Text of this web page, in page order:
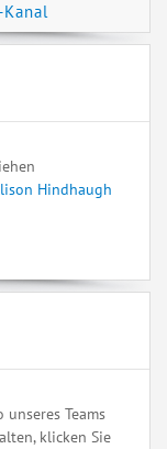
Hindhaugh
Teams
klicken Sie